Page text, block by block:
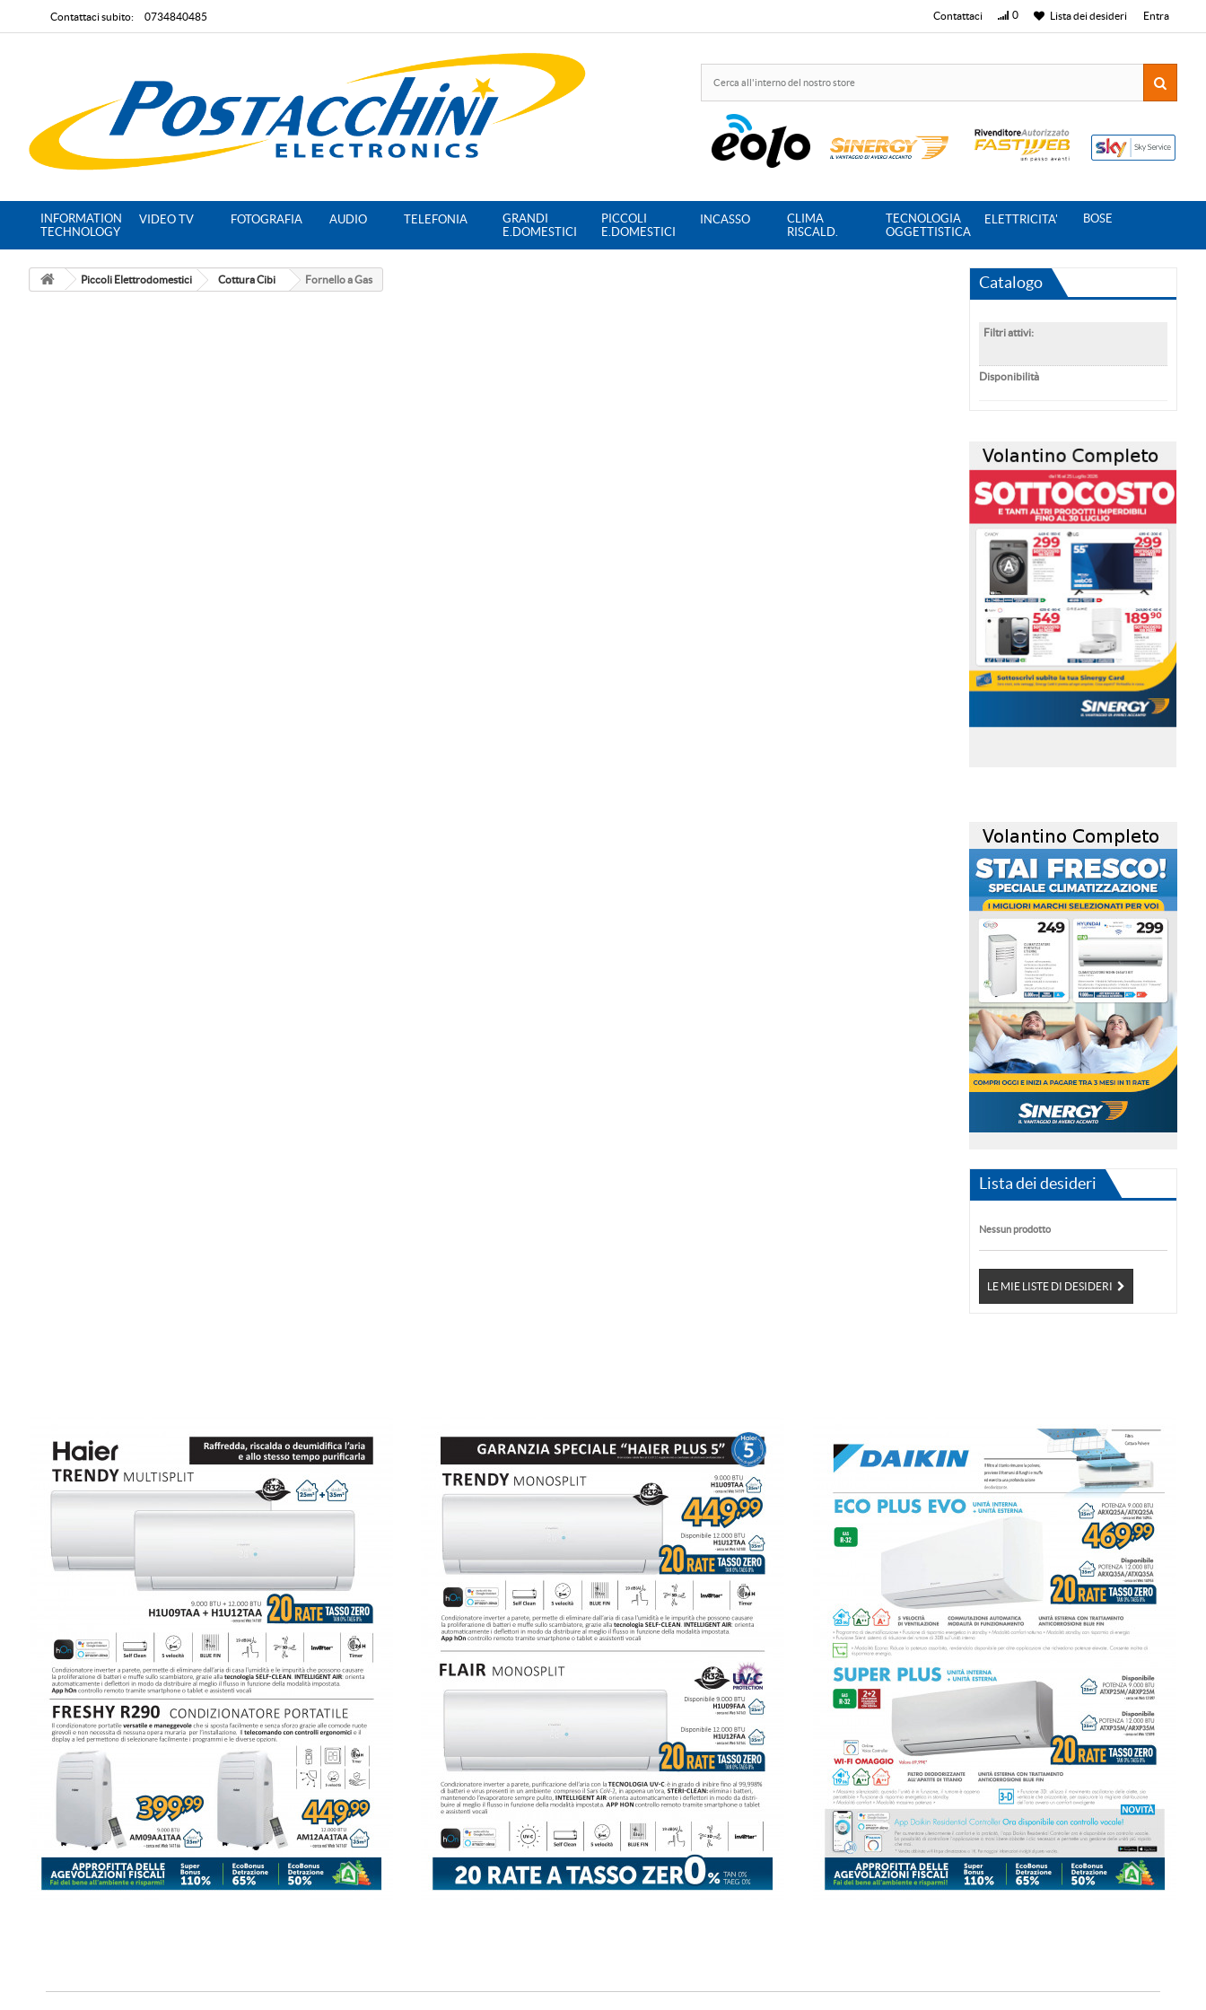
Entra
Lista dei desideri
0
Contattaci
Contattaci subito: 0734840485
INFORMATION
TECHNOLOGY
VIDEO TV FOTOGRAFIA AUDIO TELEFONIA
GRANDI
E.DOMESTICI
PICCOLI
E.DOMESTICI
INCASSO
CLIMA
RISCALD.
TECNOLOGIA
OGGETTISTICA
ELETTRICITA' BOSE
Piccoli Elettrodomestici Cottura Cibi Fornello a Gas Catalogo
Filtri attivi:
Disponibilità
Lista dei desideri
Nessun prodotto
LE MIE LISTE DI DESIDERI